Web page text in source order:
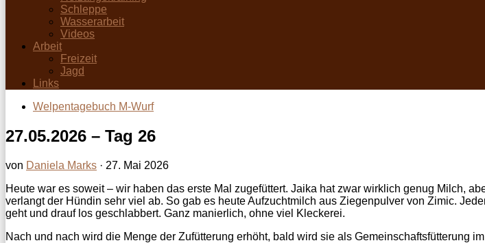
Schleppe
Wasserarbeit
Videos
Arbeit
Freizeit
Jagd
Links
Welpentagebuch M-Wurf
27.05.2026 – Tag 26
von Daniela Marks · 27. Mai 2026
Heute war es soweit – wir haben das erste Mal zugefüttert. Jaika hat zwar wirklich genug Milch,
verlangt der Hündin sehr viel ab. So gab es heute Aufzuchtmilch aus Ziegenpulver von Zimic.
geht und drauf los geschlabbert. Ganz manierlich, ohne viel Kleckerei.
Nach und nach wird die Menge der Zufütterung erhöht, bald wird sie als